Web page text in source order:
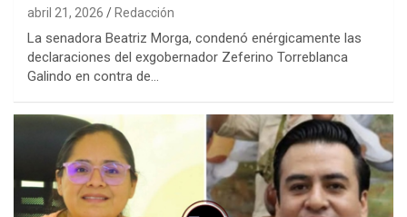
abril 21, 2026 Redacción
La senadora Beatriz Morga, condenó enérgicamente las
declaraciones del exgobernador Zeferino Torreblanca
Galindo en contra de…